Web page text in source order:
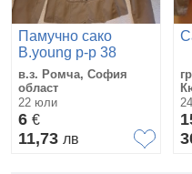
Памучно сако
B.young р-р 38
в.з. Ромча, София
област
22 юли
6 €
11,73 лв